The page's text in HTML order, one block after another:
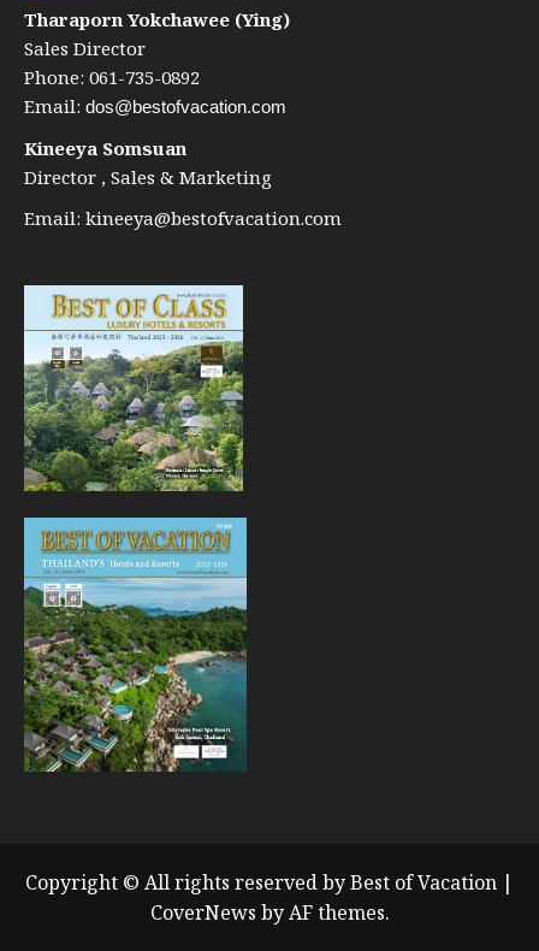
Tharaporn Yokchawee (Ying)
Sales Director
Phone: 061-735-0892
Email: dos@bestofvacation.com
Kineeya Somsuan
Director , Sales & Marketing
Email: kineeya@bestofvacation.com
Copyright © All rights reserved by Best of Vacation |
CoverNews by AF themes.